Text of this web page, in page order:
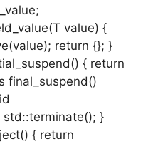
value) {
return {}; }
{ return
final_suspend()
std::terminate(); }
{ return